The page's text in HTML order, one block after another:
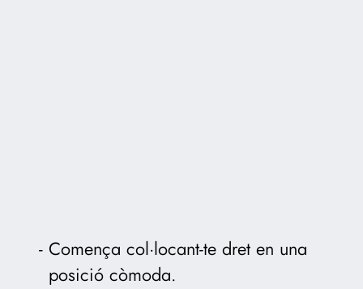
Comença col·locant-te dret en una
posició còmoda.